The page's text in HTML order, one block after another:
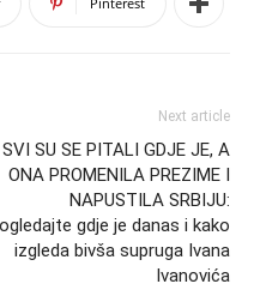
Next article
SVI SU SE PITALI GDJE JE, A
ONA PROMENILA PREZIME I
NAPUSTILA SRBIJU:
gdje je danas i kako
izgleda bivša supruga Ivana
Ivanovića